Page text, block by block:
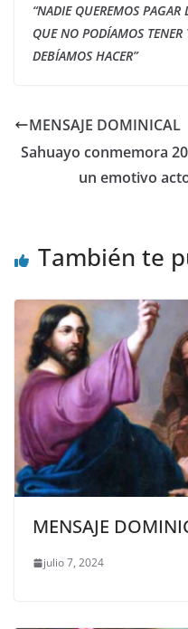
“NADIE QUEREMOS PAGAR
QUE NO PODÍAMOS
DEBÍAMOS HACER”
MENSAJE DOMINICAL
Sahuayo conmemora
un emotivo
También te
MENSAJE
julio 7, 2024